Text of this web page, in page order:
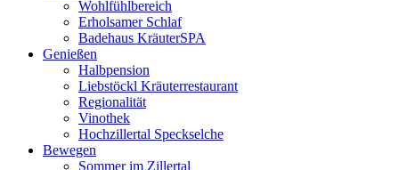
Wohlfühlbereich
Erholsamer Schlaf
Badehaus KräuterSPA
Genießen
Halbpension
Liebstöckl Kräuterrestaurant
Regionalität
Vinothek
Hochzillertal Speckselche
Bewegen
Sommer im Zillertal